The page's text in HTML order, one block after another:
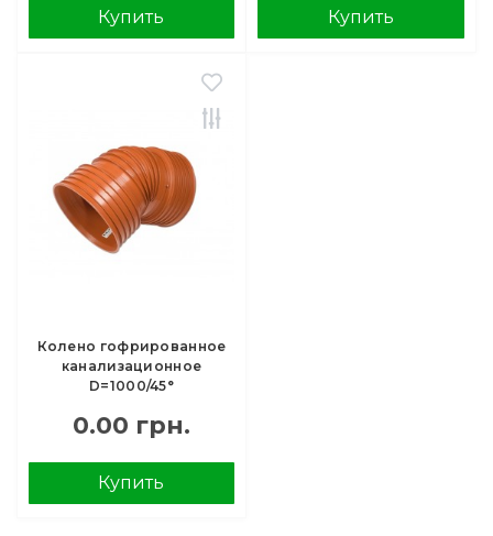
Купить Купить
Колено гофрированное
канализационное
D=1000/45°
0.00 грн.
Купить